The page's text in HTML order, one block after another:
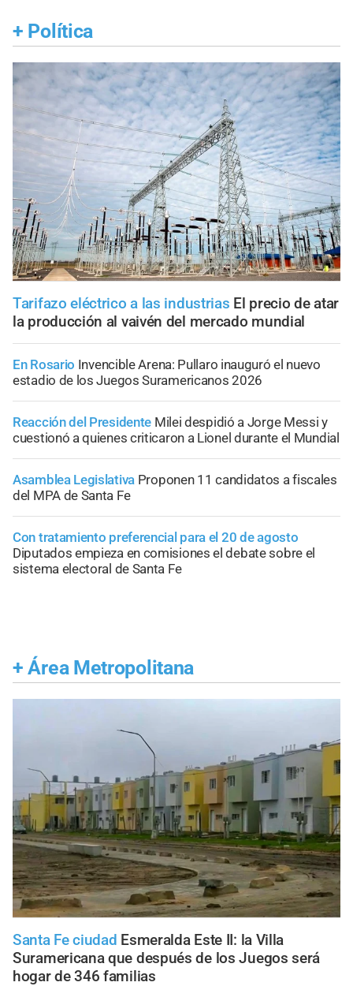
+ Política
Tarifazo eléctrico a las industrias El precio de atar
la producción al vaivén del mercado mundial
En Rosario Invencible Arena: Pullaro inauguró el nuevo
estadio de los Juegos Suramericanos 2026
Reacción del Presidente Milei despidió a Jorge Messi y
cuestionó a quienes criticaron a Lionel durante el Mundial
Asamblea Legislativa Proponen 11 candidatos a fiscales
del MPA de Santa Fe
Con tratamiento preferencial para el 20 de agosto
Diputados empieza en comisiones el debate sobre el
sistema electoral de Santa Fe
+ Área Metropolitana
Santa Fe ciudad Esmeralda Este II: la Villa
Suramericana que después de los Juegos será
hogar de 346 familias